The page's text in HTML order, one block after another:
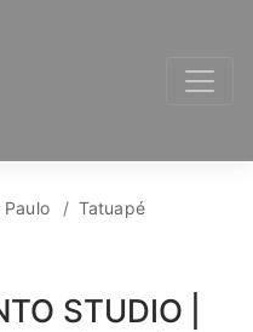
Paulo
Tatuapé
STUDIO |